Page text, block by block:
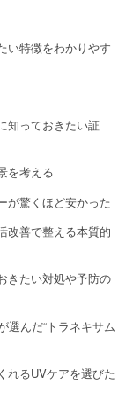
い特徴をわかりやす
知っておきたい証
を考える
が驚くほど安かった
改善で整える本質的
きたい対処や予防の
選んだ“トラネキサム
れるUVケアを選びた